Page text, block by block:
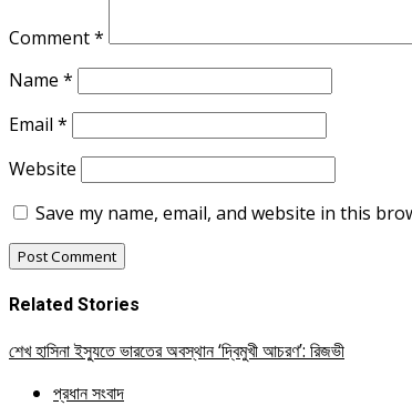
Comment*
Name *
Email *
Website
Save my name, email, and website in this
Related Stories
শেখ হাসিনা ইস্যুতে ভারতের অবস্থান ‘দ্বিমুখী আচরণ’: রিজভী
প্রধান সংবাদ